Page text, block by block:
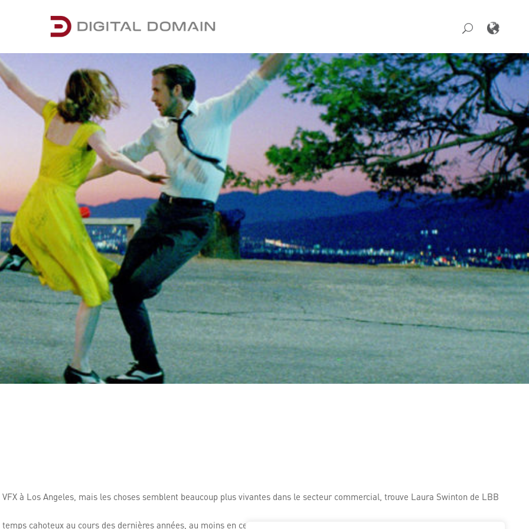
à Los Angeles, mais les choses semblent beaucoup plus vivantes dans le secteur commercial, trouve Laura Swinton de LBB
cahoteux au cours des dernières années, au moins en ce qui concerne les longs métrages. Des subventions fiscales plus